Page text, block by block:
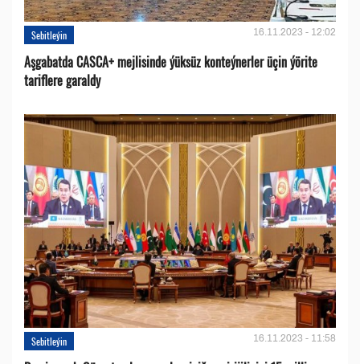
Sebitleýin 16.11.2023 - 12:02
Aşgabatda CASCA+ mejlisinde ýüksüz konteýnerler üçin ýörite
tariflere garaldy
Sebitleýin 16.11.2023 - 11:58